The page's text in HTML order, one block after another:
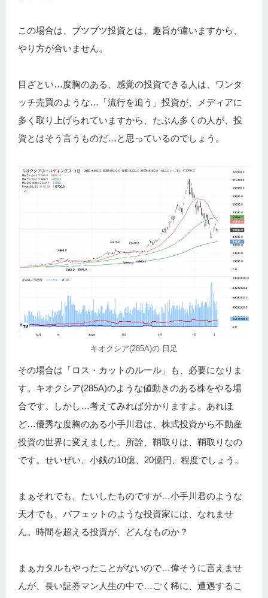
この場合は、ブツブツ投資とは、趣旨が違いますから、
やり方が合いません。
目ざとい…度胸のある、感覚の投資できる人は、ワンタ
ッチ売買のような…「流行を追う」投資が、メディアに
多く取り上げられていますから、たぶん多くの人が、投
資とはそう言うものだ…と思っているのでしょう。
キオクシア(285A)の 日足
その場合は「ロス・カットのルール」も、必要になりま
す。キオクシア(285A)のような値動きのある株をやる場
合です。しかし…考えてみれば分かりますよ。あれほ
ど…優秀な度胸のある小手川君は、株式投資から不動産
投資の世界に変えました。所詮、鞘取りは、鞘取りなの
です。せいぜい、小銭の10億、20億円、程度でしょう。
まぁそれでも、たいしたものですが…小手川君のような
天才でも、バフェットのような投資家には、なれませ
ん。時間を超える投資が、どんなものか？
まぁカタルもやったことがないので…偉そうに言えませ
んが、長い証券マン人生の中で…ごく稀に、遭遇するこ